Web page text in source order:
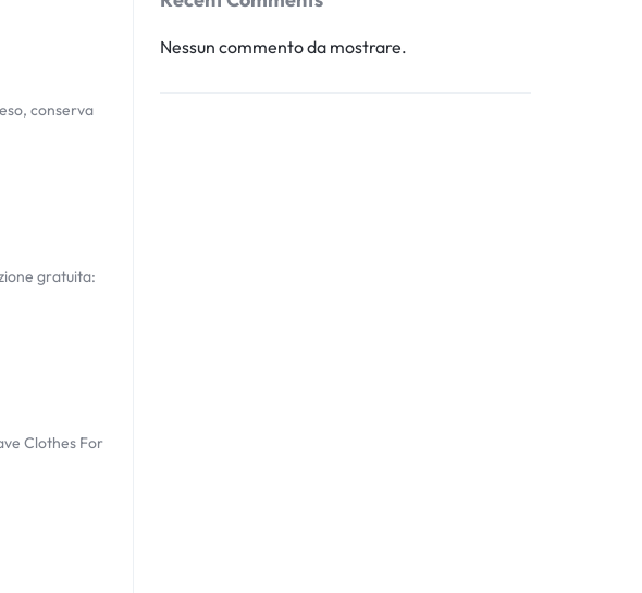
conserva
gratuita:
Clothes For
Nessun commento da mostrare.